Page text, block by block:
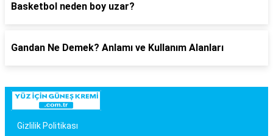
Basketbol neden boy uzar?
Gandan Ne Demek? Anlamı ve Kullanım Alanları
Gizlilik Politikası